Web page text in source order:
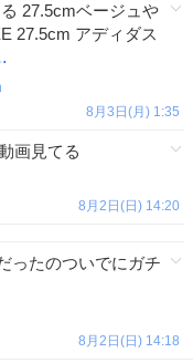
27.5cmベージュや
27.5cm アディダス
8月3日(月) 1:35
画見てる
8月2日(日) 14:20
ったのついでにガチ
8月2日(日) 14:18